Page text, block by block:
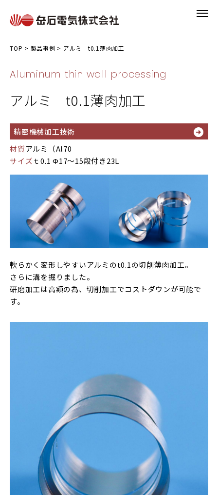
TOP > 製品事例 > アルミ t0.1薄肉加工
Aluminum thin wall processing
アルミ t0.1薄肉加工
精密機械加工技術
材質アルミ（Al70
サイズｔ0.1 Φ17～15段付き23L
軟らかく変形しやすいアルミのt0.1の切削薄肉加工。
さらに溝を掘りました。
研磨加工は高額の為、切削加工でコストダウンが可能で
す。